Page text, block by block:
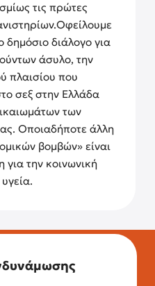
τις πρώτες
Οφείλουμε
διάλογο για
άσυλο, την
πλαισίου που
σεξ στην Ελλάδα
των
Οποιαδήποτε άλλη
βομβών» είναι
για την κοινωνική